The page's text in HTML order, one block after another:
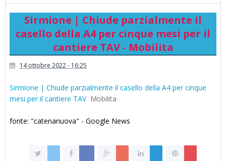
della A4 per cinque mesi per il cantiere TAV - Mobilita
Sirmione | Chiude parzialmente il
casello della A4 per cinque mesi per il
cantiere TAV - Mobilita
14 ottobre 2022 - 16:25
Sirmione | Chiude parzialmente il casello della A4 per cinque
mesi per il cantiere TAV Mobilita
fonte: "catenanuova" - Google News